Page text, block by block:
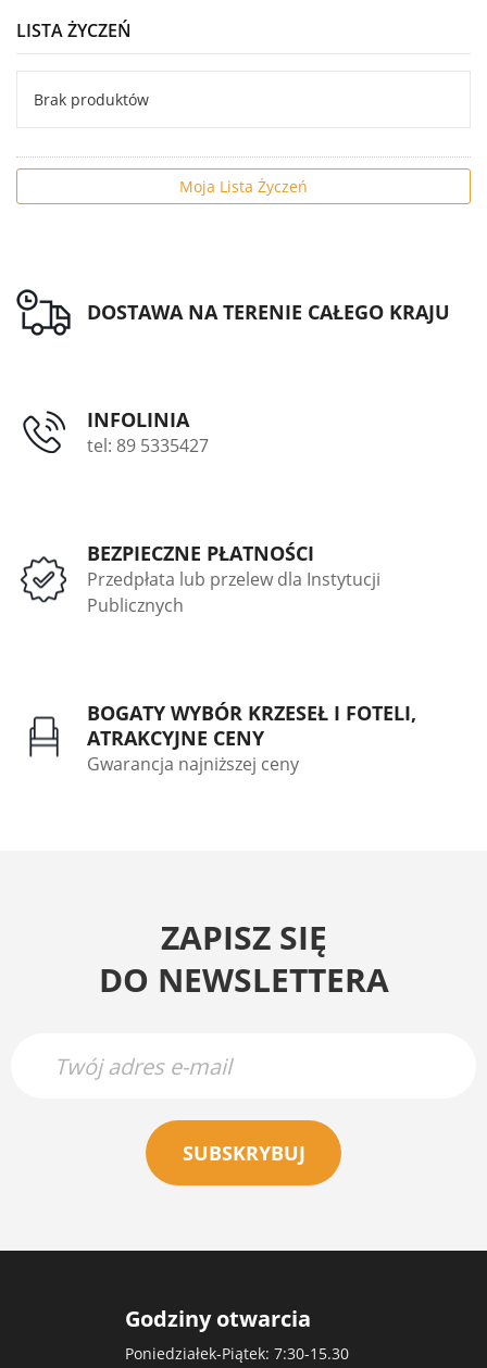
LISTA ŻYCZEŃ
Brak produktów
Moja Lista Życzeń
DOSTAWA NA TERENIE CAŁEGO KRAJU
INFOLINIA
tel: 89 5335427
BEZPIECZNE PŁATNOŚCI
Przedpłata lub przelew dla Instytucji
Publicznych
BOGATY WYBÓR KRZESEŁ I FOTELI,
ATRAKCYJNE CENY
Gwarancja najniższej ceny
ZAPISZ SIĘ
DO NEWSLETTERA
SUBSKRYBUJ
Godziny otwarcia
Poniedziałek-Piątek: 7:30-15.30